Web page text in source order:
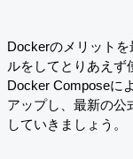
Dockerのメリット
ルをしてとりあえず
Docker Composeに
アップし、最新の公
していきましょう。